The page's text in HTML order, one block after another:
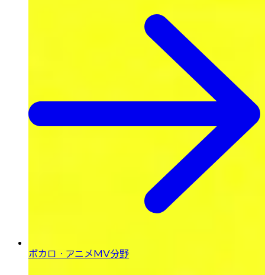
ボカロ・ アニメMV分野